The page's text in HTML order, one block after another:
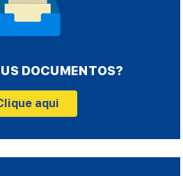
DOCUMENTOS?
aqui